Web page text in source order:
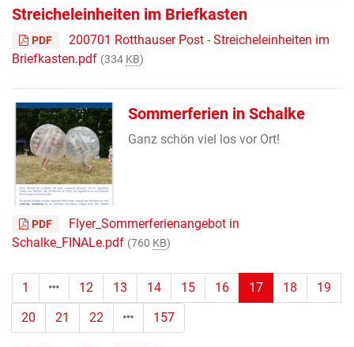
Streicheleinheiten im Briefkasten
PDF
200701 Rotthauser Post - Streicheleinheiten im
Briefkasten.pdf (334 KB)
Sommerferien in Schalke
Ganz schön viel los vor Ort!
PDF
Flyer_Sommerferienangebot in
Schalke_FINALe.pdf (760 KB)
1 12 13 14 15 16 17(Standort)
18
19
20
21 22 157